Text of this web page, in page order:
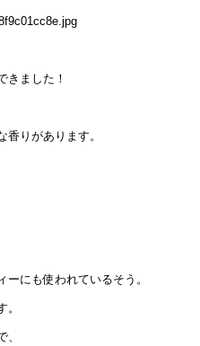
きました！
りがあります。
にも使われているそう。